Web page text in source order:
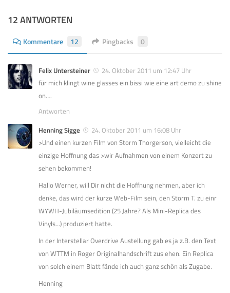
12 ANTWORTEN
Kommentare 12 Pingbacks 0
Felix Untersteiner
24. Oktober 2011 um 12:47 Uhr
für mich klingt wine glasses ein bissi wie eine art demo zu shine
on….
Antworten
Henning Sigge
24. Oktober 2011 um 16:08 Uhr
>Und einen kurzen Film von Storm Thorgerson, vielleicht die
einzige Hoffnung das >wir Aufnahmen von einem Konzert zu
sehen bekommen!
Hallo Werner, will Dir nicht die Hoffnung nehmen, aber ich
denke, das wird der kurze Web-Film sein, den Storm T. zu einr
WYWH-Jubiläumsedition (25 Jahre? Als Mini-Replica des
Vinyls…) produziert hatte.
In der Interstellar Overdrive Austellung gab es ja z.B. den Text
von WTTM in Roger Originalhandschrift zus ehen. Ein Replica
von solch einem Blatt fände ich auch ganz schön als Zugabe.
Henning